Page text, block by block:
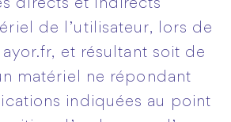
directs et indirects
de l’utilisateur, lors de
ayor.fr, et résultant soit de
matériel ne répondant
indiquées au point